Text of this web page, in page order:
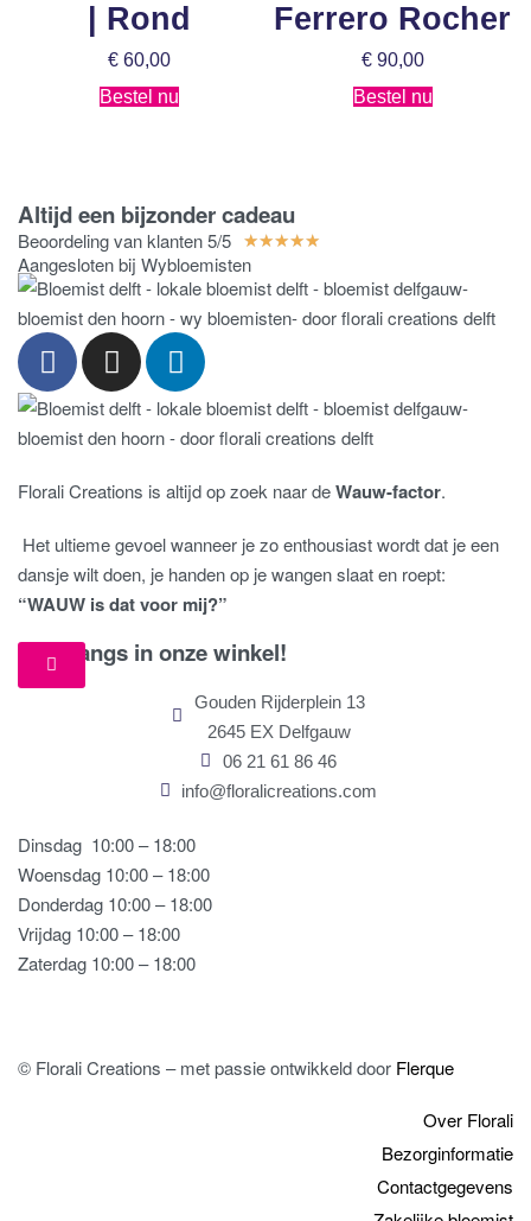
| Rond
€60,00
Bestel nu
Ferrero Rocher
€90,00
Bestel nu
Altijd een bijzonder cadeau
Beoordeling van klanten 5/5 ★★★★★
Aangesloten bij Wybloemisten
Florali Creations is altijd op zoek naar deWauw-factor.
Het ultieme gevoel wanneer je zo enthousiast wordt dat je een
dansje wilt doen, je handen op je wangen slaat en roept:
“WAUW is dat voor mij?”
Kom langs in onze winkel!
Gouden Rijderplein 13
2645 EX Delfgauw
06 21 61 86 46
info@floralicreations.com
Dinsdag 10:00 – 18:00
Woensdag 10:00 – 18:00
Donderdag 10:00 – 18:00
Vrijdag 10:00 – 18:00
Zaterdag 10:00 – 18:00
© Florali Creations – met passie ontwikkeld door Flerque
Over Florali
Bezorginformatie
Contactgegevens